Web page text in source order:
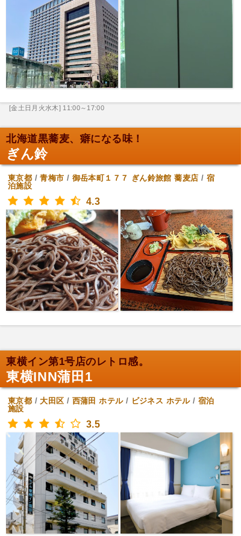
[金土日月火水木] 11:00～17:00
北海道黒蕎麦、癖になる味！
ぎん鈴
東京都 /青梅市 / 御岳本町１７７ ぎん鈴旅館 蕎麦店 / 宿
泊施設
4.3
東横イン第1号店のレトロ感。
東横INN蒲田1
東京都 /大田区 / 西蒲田 ホテル/ ビジネス ホテル/ 宿泊
施設
3.5